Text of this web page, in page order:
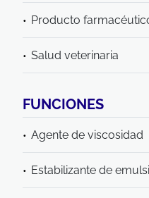
Producto
Salud veterinaria
FUNCIONES
Agente de viscosidad
Estabilizante de